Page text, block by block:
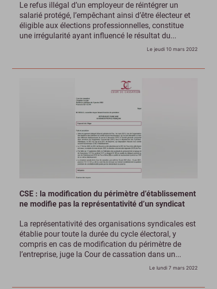
Le refus illégal d’un employeur de réintégrer un
salarié protégé, l’empêchant ainsi d’être électeur et
éligible aux élections professionnelles, constitue
une irrégularité ayant influencé le résultat du...
Le jeudi 10 mars 2022
CSE : la modification du périmètre d’établissement
ne modifie pas la représentativité d’un syndicat
La représentativité des organisations syndicales est
établie pour toute la durée du cycle électoral, y
compris en cas de modification du périmètre de
l’entreprise, juge la Cour de cassation dans un...
Le lundi 7 mars 2022